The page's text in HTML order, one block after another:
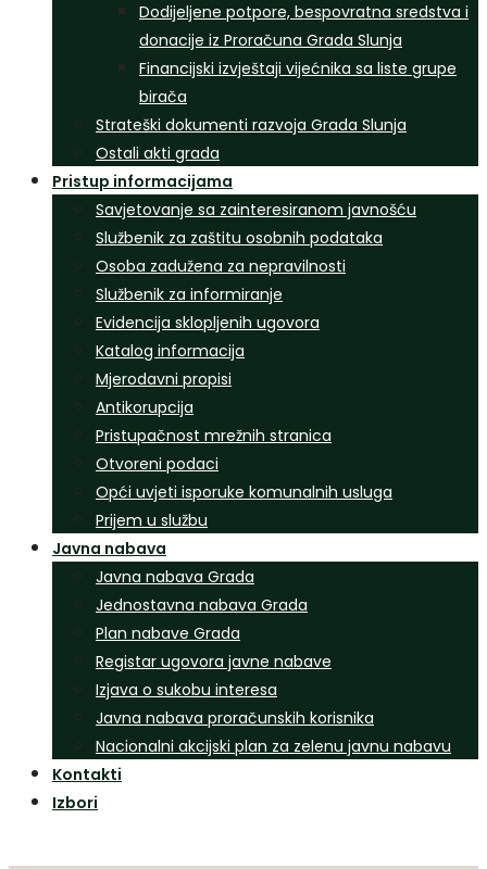
Dodijeljene potpore, bespovratna sredstva i
donacije iz Proračuna Grada Slunja
Financijski izvještaji vijećnika sa liste grupe
birača
Strateški dokumenti razvoja Grada Slunja
Ostali akti grada
Pristup informacijama
Savjetovanje sa zainteresiranom javnošću
Službenik za zaštitu osobnih podataka
Osoba zadužena za nepravilnosti
Službenik za informiranje
Evidencija sklopljenih ugovora
Katalog informacija
Mjerodavni propisi
Antikorupcija
Pristupačnost mrežnih stranica
Otvoreni podaci
Opći uvjeti isporuke komunalnih usluga
Prijem u službu
Javna nabava
Javna nabava Grada
Jednostavna nabava Grada
Plan nabave Grada
Registar ugovora javne nabave
Izjava o sukobu interesa
Javna nabava proračunskih korisnika
Nacionalni akcijski plan za zelenu javnu nabavu
Kontakti
Izbori